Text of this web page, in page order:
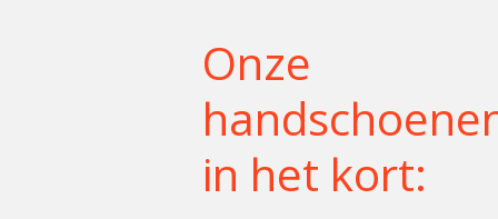
Onze
in het kort: